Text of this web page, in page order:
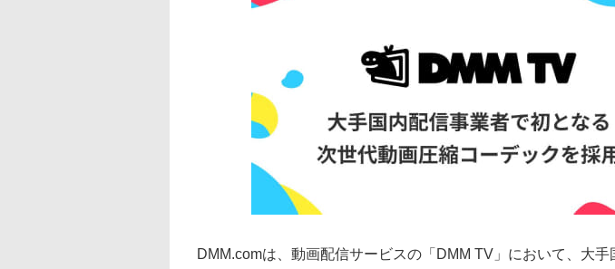
DMM.comは、動画配信サービスの「DMM TV」において、大手